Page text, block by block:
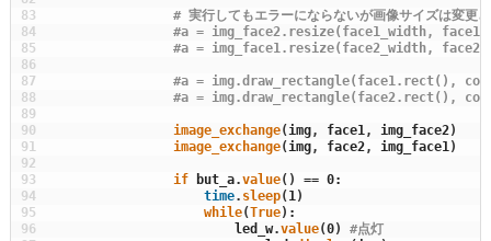
83
84
85
86
87
88
89
90
91
92
93
94
95
96
# 実行してもエラーにならないが画像サイズは変更
#a = img_face2.resize(face1_width,
#a = img_face1.resize(face2_width,
#a = img.draw_rectangle(face1.rect(),
#a = img.draw_rectangle(face2.rect(),
image_exchange(img, face1, img_face2)
image_exchange(img, face2, img_face1)
if but_a.value( ) == 0:
time. sleep( 1)
while(True) :
led_w.value(0)
#点灯